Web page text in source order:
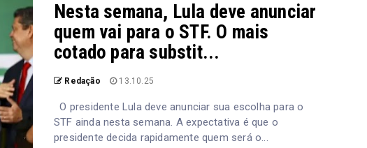
Nesta semana, Lula deve anunciar
quem vai para o STF. O mais
cotado para substit...
Redação 13.10.25
O presidente Lula deve anunciar sua escolha para o
STF ainda nesta semana. A expectativa é que o
presidente decida rapidamente quem será o...